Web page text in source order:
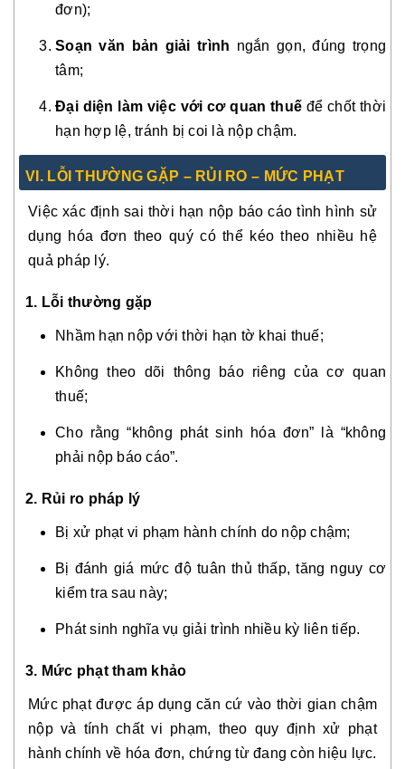
đơn);
Soạn văn bản giải trình ngắn gọn, đúng trọng
tâm;
Đại diện làm việc với cơ quan thuế để chốt thời
hạn hợp lệ, tránh bị coi là nộp chậm.
VI. LỖI THƯỜNG GẶP – RỦI RO – MỨC PHẠT
Việc xác định sai thời hạn nộp báo cáo tình hình sử
dụng hóa đơn theo quý có thể kéo theo nhiều hệ
quả pháp lý.
1. Lỗi thường gặp
Nhầm hạn nộp với thời hạn tờ khai thuế;
Không theo dõi thông báo riêng của cơ quan
thuế;
Cho rằng “không phát sinh hóa đơn” là “không
phải nộp báo cáo”.
2. Rủi ro pháp lý
Bị xử phạt vi phạm hành chính do nộp chậm;
Bị đánh giá mức độ tuân thủ thấp, tăng nguy cơ
kiểm tra sau này;
Phát sinh nghĩa vụ giải trình nhiều kỳ liên tiếp.
3. Mức phạt tham khảo
Mức phạt được áp dụng căn cứ vào thời gian chậm
nộp và tính chất vi phạm, theo quy định xử phạt
hành chính về hóa đơn, chứng từ đang còn hiệu lực.